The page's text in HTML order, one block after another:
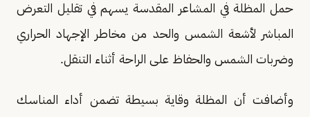
حمل المظلة في المشاعر المقدسة يسهم في تقليل التعرض
المباشر لأشعة الشمس والحد من مخاطر الإجهاد الحراري
وضربات الشمس والحفاظ على الراحة أثناء التنقل.
وأضافت أن المظلة وقاية بسيطة تضمن أداء المناسك